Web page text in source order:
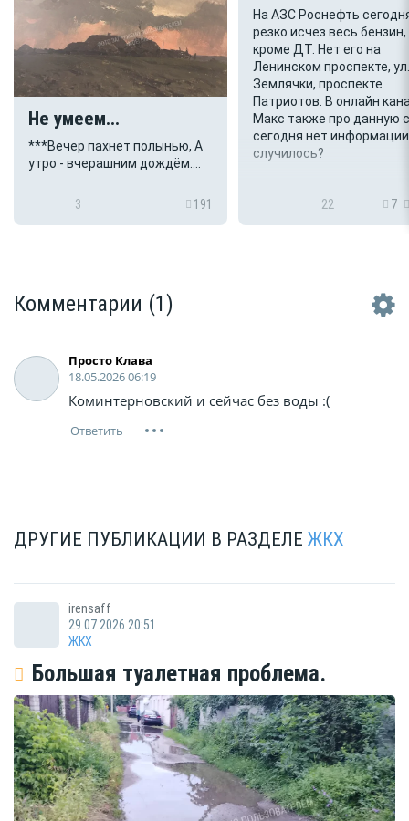
Не умеем...
***Вечер пахнет полынью, А
утро - вчерашним дождём.
настоящего. Посуливший нам
пахнет полы...
3 191
На АЗС Роснефть
резко исчез весь бензин,
кроме ДТ. Нет его на
Ленинском проспекте, ул.
Землячки, проспекте
Патриотов. В онлайн
Макс также про данную
сегодня нет
случилось?
22 7
Комментарии (1)
Просто Клава
18.05.2026 06:19
Коминтерновский и сейчас без воды :(
ДРУГИЕ ПУБЛИКАЦИИ В РАЗДЕЛЕ ЖКХ
irensaff
29.07.2026 20:51
ЖКХ
Большая туалетная проблема.